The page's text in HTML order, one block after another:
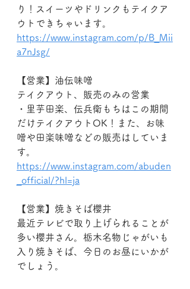
り！スイーツやドリンクもテイクア
ウトできちゃいます。
https://www.instagram.com/p/B_Mii
a7nJsg/
【営業】油伝味噌
テイクアウト、販売のみの営業
・里芋田楽、伝兵衛もちはこの期間
だけテイクアウトOK！また、お味
噌や田楽味噌などの販売はしていま
す。
https://www.instagram.com/abuden
_official/?hl=ja
【営業】焼きそば櫻井
最近テレビで取り上げられることが
多い櫻井さん。栃木名物じゃがいも
入り焼きそば、今日のお昼にいかが
でしょう。